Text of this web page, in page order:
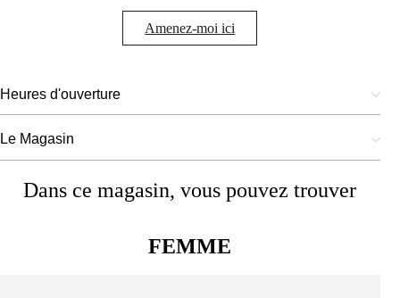
Amenez-moi ici
Heures d'ouverture
Le Magasin
Dans ce magasin, vous pouvez trouver
FEMME